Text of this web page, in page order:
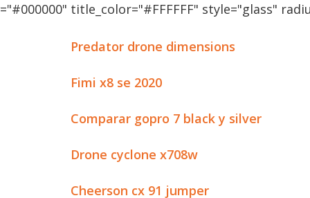
title_color="#FFFFFF" style="glass"
Predator drone dimensions
Fimi x8 se 2020
Comparar gopro 7 black y silver
Drone cyclone x708w
Cheerson cx 91 jumper